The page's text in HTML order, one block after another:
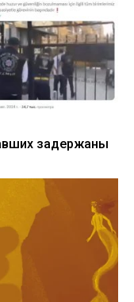
задержаны